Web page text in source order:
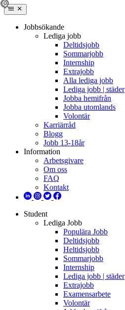
Jobbsökande
Lediga jobb
Deltidsjobb
Sommarjobb
Internship
Extrajobb
Alla lediga jobb
Lediga jobb | städer
Jobba hemifrån
Jobba utomlands
Volontär
Karriärråd
Blogg
Jobb 13-18år
Information
Arbetsgivare
Om oss
FAQ
Kontakt
Student
Lediga Jobb
Populära Jobb
Deltidsjobb
Heltidsjobb
Sommarjobb
Internship
Lediga jobb | städer
Extrajobb
Examensarbete
Volontär